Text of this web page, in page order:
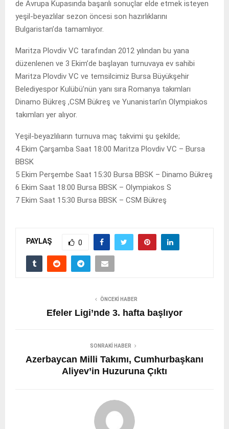
de Avrupa Kupasında başarılı sonuçlar elde etmek isteyen
yeşil-beyazlılar sezon öncesi son hazırlıklarını
Bulgaristan’da tamamlıyor.
Maritza Plovdiv VC tarafından 2012 yılından bu yana
düzenlenen ve 3 Ekim’de başlayan turnuvaya ev sahibi
Maritza Plovdiv VC ve temsilcimiz Bursa Büyükşehir
Belediyespor Kulübü’nün yanı sıra Romanya takımları
Dinamo Bükreş ,CSM Bükreş ve Yunanistan’ın Olympiakos
takımları yer alıyor.
Yeşil-beyazlılıarın turnuva maç takvimi şu şekilde;
4 Ekim Çarşamba Saat 18:00 Maritza Plovdiv VC – Bursa
BBSK
5 Ekim Perşembe Saat 15:30 Bursa BBSK – Dinamo Bükreş
6 Ekim Saat 18:00 Bursa BBSK – Olympiakos S
7 Ekim Saat 15:30 Bursa BBSK – CSM Bükreş
PAYLAŞ 0
ÖNCEKI HABER
Efeler Ligi’nde 3. hafta başlıyor
SONRAKI HABER
Azerbaycan Milli Takımı, Cumhurbaşkanı
Aliyev’in Huzuruna Çıktı